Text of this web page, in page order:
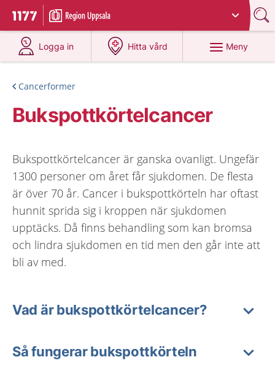
Till startsidan för 1177
Du har valt region
Logga in
på 1177.se
Hitta vård
på 1177.se
Meny
Cancerformer
Bukspottkörtelcancer
Bukspottkörtelcancer är ganska ovanligt. Ungefär
1300 personer om året får sjukdomen. De flesta
är över 70 år. Cancer i bukspottkörteln har oftast
hunnit sprida sig i kroppen när sjukdomen
upptäcks. Då finns behandling som kan bromsa
och lindra sjukdomen en tid men den går inte att
bli av med.
Vad är bukspottkörtelcancer?
Så fungerar bukspottkörteln